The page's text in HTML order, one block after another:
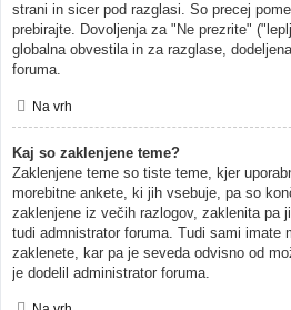
strani in sicer pod razglasi. So precej
prebirajte. Dovoljenja za "Ne prezrite"
globalna obvestila in za razglase,
foruma.
Na vrh
Kaj so zaklenjene teme?
Zaklenjene teme so tiste teme, kjer
morebitne ankete, ki jih vsebuje, pa so
zaklenjene iz večih razlogov, zaklenita pa
tudi admnistrator foruma. Tudi sami imate
zaklenete, kar pa je seveda odvisno od
je dodelil administrator foruma.